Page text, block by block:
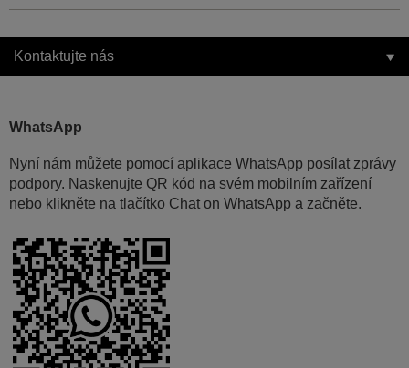
Kontaktujte nás
WhatsApp
Nyní nám můžete pomocí aplikace WhatsApp posílat zprávy
podpory. Naskenujte QR kód na svém mobilním zařízení
nebo klikněte na tlačítko Chat on WhatsApp a začněte.